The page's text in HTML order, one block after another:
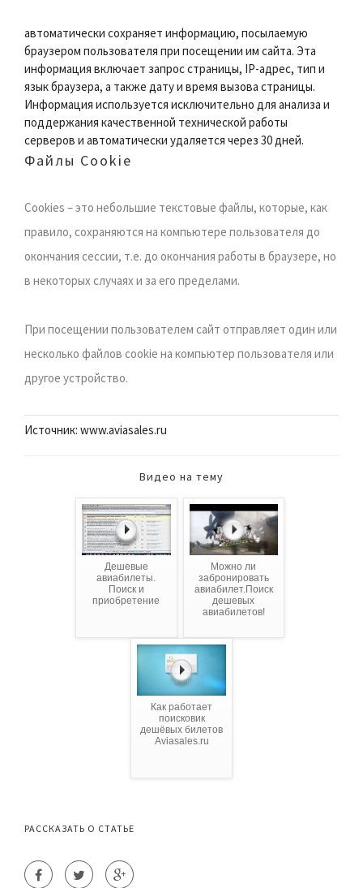
автоматически сохраняет информацию, посылаемую
браузером пользователя при посещении им сайта. Эта
информация включает запрос страницы, IP-адрес, тип и
язык браузера, а также дату и время вызова страницы.
Информация используется исключительно для анализа и
поддержания качественной технической работы
серверов и автоматически удаляется через 30 дней.
Файлы Cookie
Cookies – это небольшие текстовые файлы, которые, как
правило, сохраняются на компьютере пользователя до
окончания сессии, т.е. до окончания работы в браузере, но
в некоторых случаях и за его пределами.
При посещении пользователем сайт отправляет один или
несколько файлов cookie на компьютер пользователя или
другое устройство.
Источник: www.aviasales.ru
Видео на тему
Дешевые
авиабилеты.
Поиск и
приобретение
Можно ли
забронировать
авиабилет.Поиск
дешевых
авиабилетов!
Как работает
поисковик
дешёвых билетов
Aviasales.ru
РАССКАЗАТЬ О СТАТЬЕ